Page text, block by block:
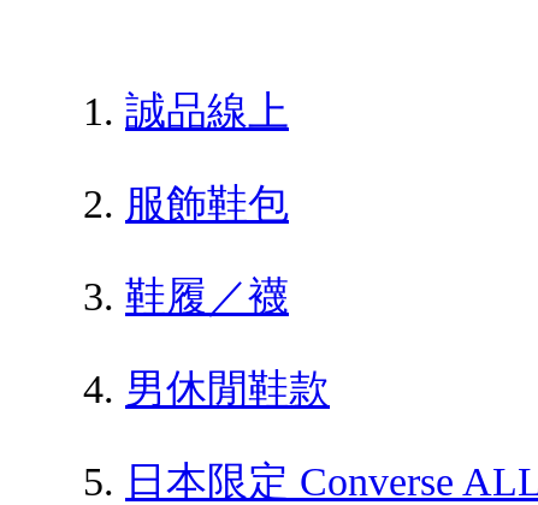
誠品線上
服飾鞋包
鞋履／襪
男休閒鞋款
日本限定 Converse